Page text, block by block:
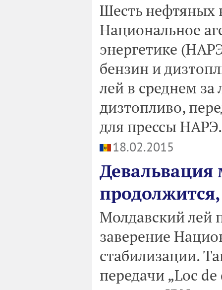
Шесть нефтяных
Национальное
энергетике
бензин и
лей в среднем за
дизтопливо,
для прессы НАРЭ.
18.02.2015
Девальвация
Молдавский лей
заверение
стабилизации.
передачи „Loc